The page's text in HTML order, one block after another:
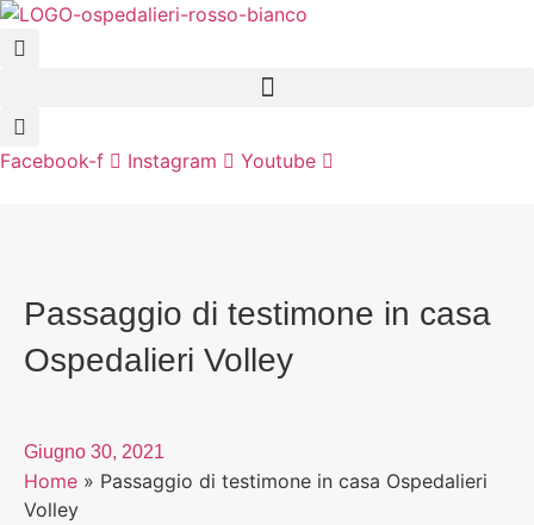
Vai
Facebook-f Instagram Youtube
Passaggio di testimone in casa
Ospedalieri Volley
Giugno 30, 2021
Home » Passaggio di testimone in casa Ospedalieri
Volley